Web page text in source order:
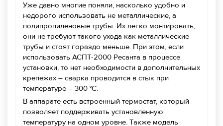
Уже давно многие поняли, насколько удобно и
недорого использовать не металлические, а
полипропиленовые трубы. Их легко монтировать,
они не требуют такого ухода как металлические
трубы и стоят гораздо меньше. При этом, если
использовать АСПТ-2000 Ресанта в процессе
установки, то нет необходимости в дополнительных
крепежах – сварка проводится в стык при
температуре – 300 °С.
В аппарате есть встроенный термостат, который
позволяет поддерживать установленную
температуру на одном уровне. Также модель